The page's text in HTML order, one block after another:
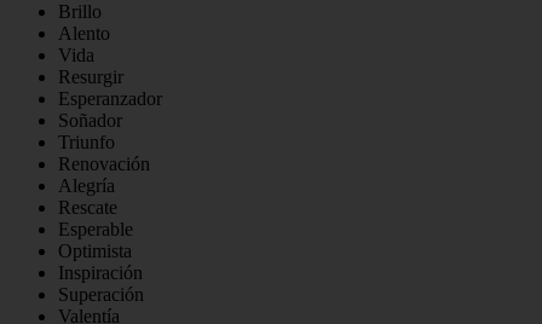
Brillo
Alento
Vida
Resurgir
Esperanzador
Soñador
Triunfo
Renovación
Alegría
Rescate
Esperable
Optimista
Inspiración
Superación
Valentía